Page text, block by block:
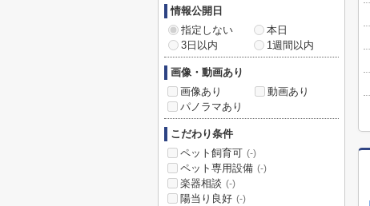
情報公開日
指定しない
本日
3日以内
1週間以内
画像・動画あり
画像あり
動画あり
パノラマあり
こだわり条件
ペット飼育可 (-)
ペット専用設備 (-)
楽器相談 (-)
陽当り良好 (-)